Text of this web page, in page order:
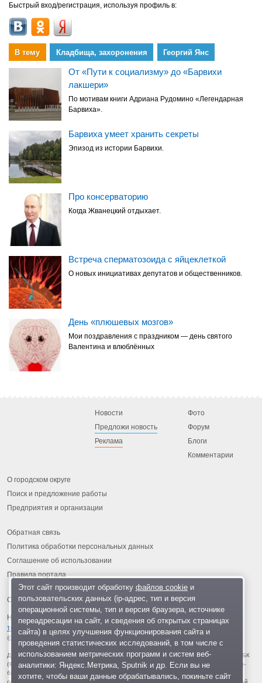
Быстрый вход/регистрация, используя профиль в:
В тему Кладбища, захоронения Георгий Янс
От «Пути к социализму» до «Барвихи
лакшери»
По мотивам книги Адриана Рудомино «Легендарная
Барвиха».
Барвиха умеет хранить секреты
Эпизод из истории Барвихи.
Про консерваторию
Когда Жванецкий отдыхает.
Встреча сперматозоида с яйцеклеткой
О новых инициативах депутатов и общественников.
День «плюшевых мозгов»
Мои поздравления с праздником — день святого
Валентина и влюблённых
Новости
Предложи новость
Реклама
Фото
Форум
Блоги
Комментарии
О городском округе
Поиск и предложение работы
Предприятия и организации
Обратная связь
Политика обработки персональных данных
Соглашение об использовании
Правила портала
На информационном ресурсе применяются
технологии
© 2013-2026 «ОИНФО»,
сделано в Одинцово
Для читателей: В России признаны экстремистскими и запрещены организации ФБК
(Фонд борьбы с коррупцией, признан иноагентом), Штабы Навального, «Национал-
большевистская партия», «Свидетели Иеговы», «Армия воли народа», «Русский
общенациональный союз», «Движение против нелегальной иммиграции», «Правый
Этот сайт производит обработку файлов cookieи
пользовательских данных (ip-адрес, тип и версия
операционной системы, тип и версия браузера, источнике
переадресации на сайт, и сведения об открытых страницах
сайта) в целях улучшения функционирования сайта и
проведения статистических исследований, в том числе с
использованием метрических программ и систем веб-
аналитики: Яндекс.Метрика, Sputnik и др. Если вы не
хотите, чтобы ваши данные обрабатывались, покиньте сайт